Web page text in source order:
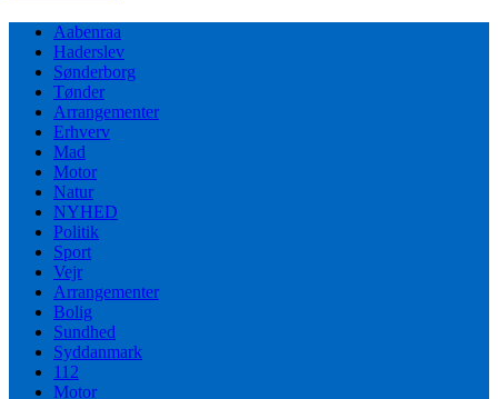
Aabenraa
Haderslev
Sønderborg
Tønder
Arrangementer
Erhverv
Mad
Motor
Natur
NYHED
Politik
Sport
Vejr
Arrangementer
Bolig
Sundhed
Syddanmark
112
Motor